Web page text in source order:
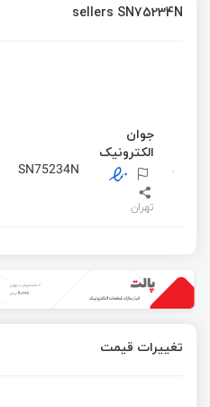
sellers SN75234N
جوان
الکترونیک
تهران
SN75234N
تغییرات قیمت